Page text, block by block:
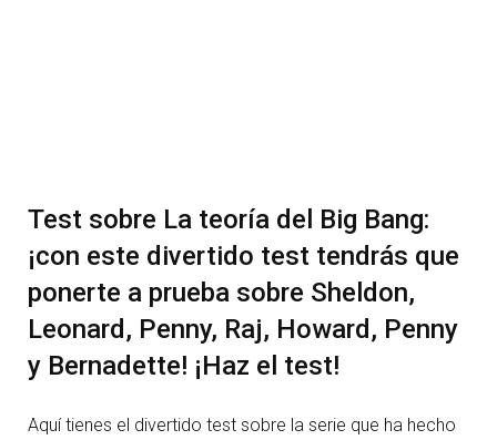
Test sobre La teoría del Big Bang:
¡con este divertido test tendrás que
ponerte a prueba sobre Sheldon,
Leonard, Penny, Raj, Howard, Penny
y Bernadette! ¡Haz el test!
Aquí tienes el divertido test sobre la serie que ha hecho